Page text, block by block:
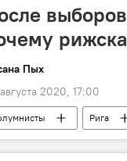
Пых
2020, 17:00
Рига